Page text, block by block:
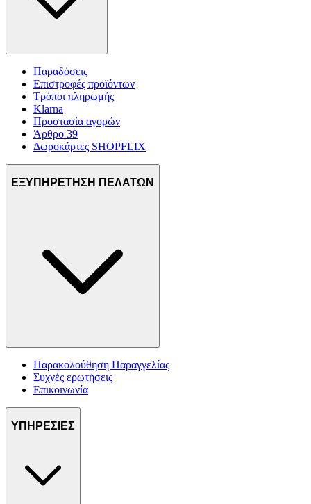
Παραδόσεις
Επιστροφές προϊόντων
Τρόποι πληρωμής
Klarna
Προστασία αγορών
Άρθρο 39
Δωροκάρτες SHOPFLIX
ΕΞΥΠΗΡΕΤΗΣΗ ΠΕΛΑΤΩΝ
Παρακολούθηση Παραγγελίας
Συχνές ερωτήσεις
Επικοινωνία
ΥΠΗΡΕΣΙΕΣ